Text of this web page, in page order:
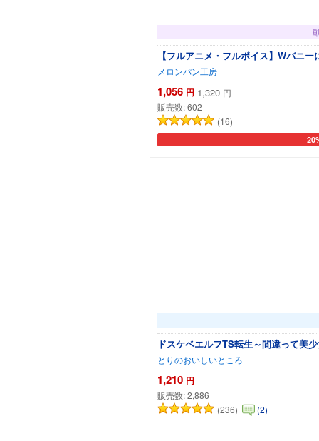
【フルアニメ・フルボイス】Wバニ
メロンパン工房
1,056 円 1,320 円
販売数:602
(16)
カ
ドスケベエルフTS転生～間違って美
とりのおいしいところ
1,210 円
販売数:2,886
(236)
(2)